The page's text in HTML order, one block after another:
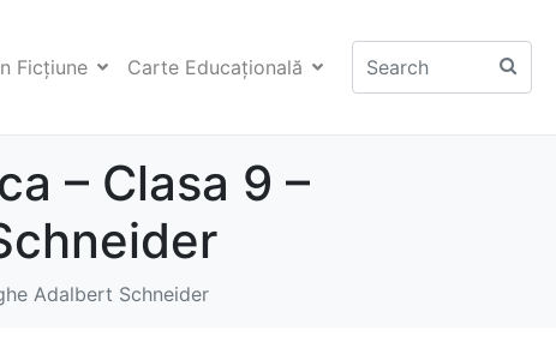
Ficţiune Carte Educaţională
– Clasa 9 –
Adalbert Schneider